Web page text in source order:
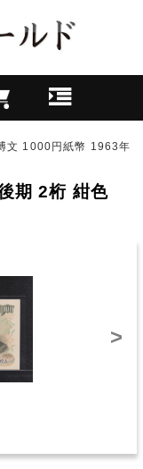
文 1000円紙幣 1963年
期 2桁 紺色
>